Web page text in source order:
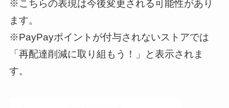
※こちらの表現は今後変更される可能性があり
ます。
※PayPayポイントが付与されないストアでは
「再配達削減に取り組もう！」と表示されま
す。